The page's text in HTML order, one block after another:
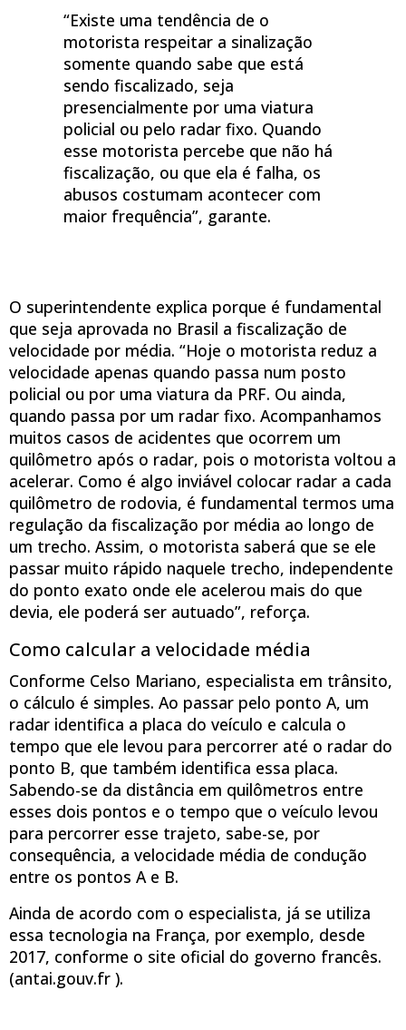
“Existe uma tendência de o
motorista respeitar a sinalização
somente quando sabe que está
sendo fiscalizado, seja
presencialmente por uma viatura
policial ou pelo radar fixo. Quando
esse motorista percebe que não há
fiscalização, ou que ela é falha, os
abusos costumam acontecer com
maior frequência”, garante.
O superintendente explica porque é fundamental
que seja aprovada no Brasil a fiscalização de
velocidade por média. “Hoje o motorista reduz a
velocidade apenas quando passa num posto
policial ou por uma viatura da PRF. Ou ainda,
quando passa por um radar fixo. Acompanhamos
muitos casos de acidentes que ocorrem um
quilômetro após o radar, pois o motorista voltou a
acelerar. Como é algo inviável colocar radar a cada
quilômetro de rodovia, é fundamental termos uma
regulação da fiscalização por média ao longo de
um trecho. Assim, o motorista saberá que se ele
passar muito rápido naquele trecho, independente
do ponto exato onde ele acelerou mais do que
devia, ele poderá ser autuado”, reforça.
Como calcular a velocidade média
Conforme Celso Mariano, especialista em trânsito,
o cálculo é simples. Ao passar pelo ponto A, um
radar identifica a placa do veículo e calcula o
tempo que ele levou para percorrer até o radar do
ponto B, que também identifica essa placa.
Sabendo-se da distância em quilômetros entre
esses dois pontos e o tempo que o veículo levou
para percorrer esse trajeto, sabe-se, por
consequência, a velocidade média de condução
entre os pontos A e B.
Ainda de acordo com o especialista, já se utiliza
essa tecnologia na França, por exemplo, desde
2017, conforme o site oficial do governo francês.
(antai.gouv.fr ).